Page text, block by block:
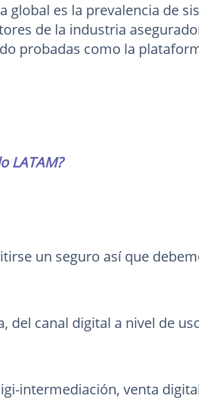
global es la prevalencia de
de la industria
probadas como la
LATAM?
un seguro así que
canal digital a nivel de
intermediación, venta